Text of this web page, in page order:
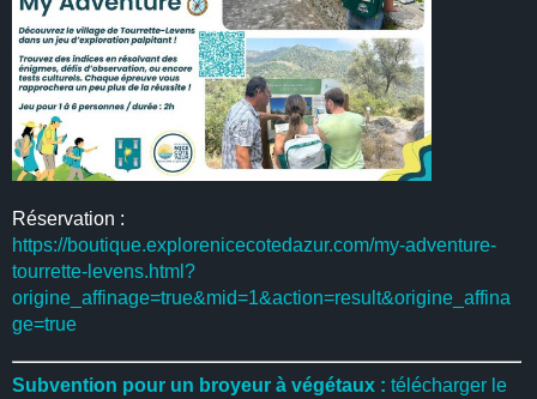
Réservation :
https://boutique.explorenicecotedazur.com/my-adventure-
tourrette-levens.html?
origine_affinage=true&mid=1&action=result&origine_affina
ge=true
Subvention pour un broyeur à végétaux : télécharger le